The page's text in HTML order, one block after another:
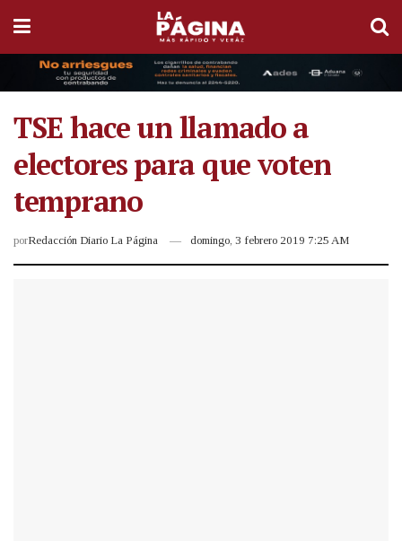
TSE hace un llamado a
electores para que voten
temprano
porRedacción Diario La Página domingo, 3 febrero 2019 7:25 AM